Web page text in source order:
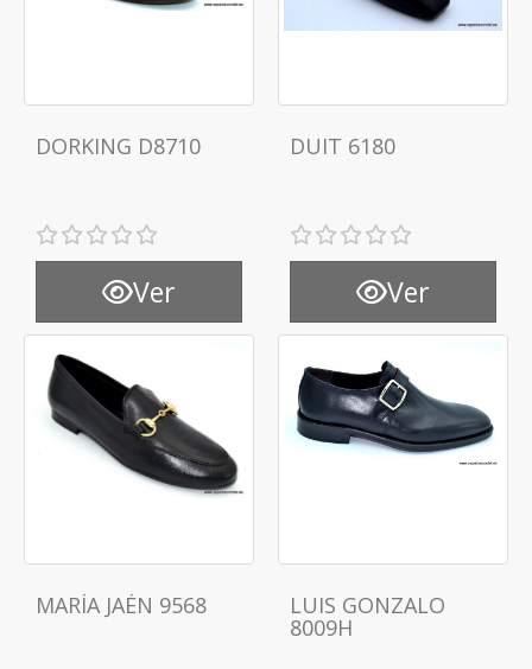
DORKING D8710
Ver
DUIT 6180
Ver
MARÍA JAÉN 9568 LUIS GONZALO
8009H